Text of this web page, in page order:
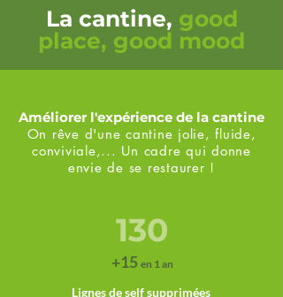
La cantine, good
place, good mood
Améliorer l'expérience de la cantine
On rêve d'une cantine jolie, fluide,
conviviale,... Un cadre qui donne
envie de se restaurer !
130
+15 en 1 an
Lignes de self supprimées